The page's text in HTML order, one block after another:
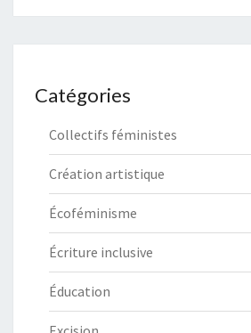
Catégories
Collectifs féministes
Création artistique
Écoféminisme
Écriture inclusive
Éducation